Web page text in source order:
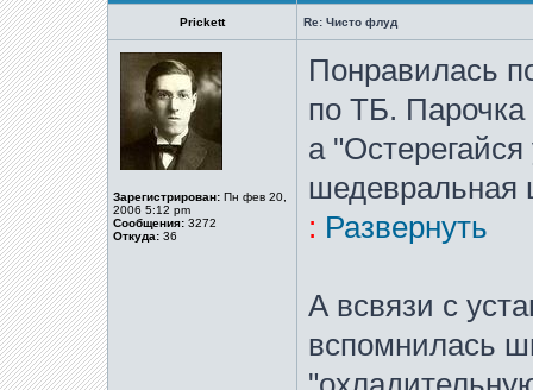
Prickett Re: Чисто флуд
Зарегистрирован: Пн фев 20,
2006 5:12 pm
Сообщения: 3272
Откуда: 36
Понравилась
по ТБ. Парочка
а
шедевральная
: Развернуть
А всвязи с
вспомнилась